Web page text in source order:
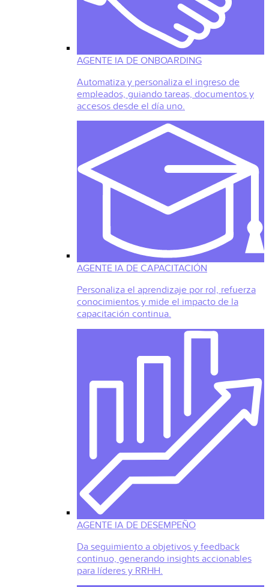
AGENTE IA DE ONBOARDING
Automatiza y personaliza el ingreso de
empleados, guiando tareas, documentos y
accesos desde el día uno.
AGENTE IA DE CAPACITACIÓN
Personaliza el aprendizaje por rol, refuerza
conocimientos y mide el impacto de la
capacitación continua.
AGENTE IA DE DESEMPEÑO
Da seguimiento a objetivos y feedback
continuo, generando insights accionables
para líderes y RRHH.